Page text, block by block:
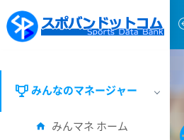
みんなのマネージャー
みんマネ ホーム